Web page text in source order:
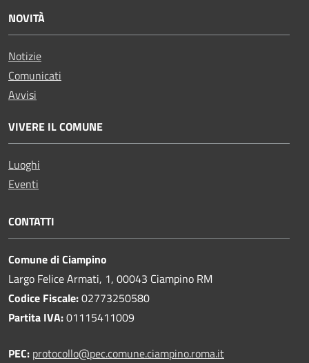
NOVITÀ
Notizie
Comunicati
Avvisi
VIVERE IL COMUNE
Luoghi
Eventi
CONTATTI
Comune di Ciampino
Largo Felice Armati, 1, 00043 Ciampino RM
Codice Fiscale:02773250580
Partita IVA:01115411009
PEC: protocollo@pec.comune.ciampino.roma.it